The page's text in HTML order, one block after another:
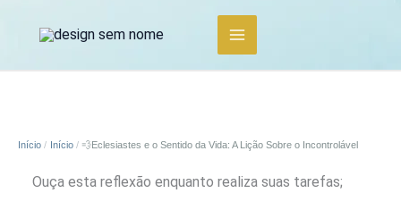
Início Início 💨Eclesiastes e o Sentido da Vida: A Lição Sobre o Incontrolável
Ouça esta reflexão enquanto realiza suas tarefas;